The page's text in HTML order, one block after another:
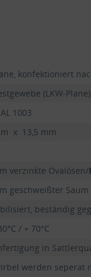
konfektioniert
(LKW-
1003
x 13,5 mm
verzinkte Ovalösen/
geschweißter
beständig
/ + 70°C
in
werden seperat